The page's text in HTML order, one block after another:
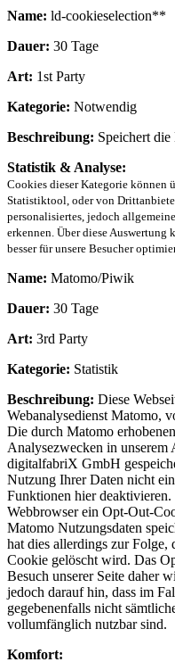
Name: ld-cookieselection**
Dauer: 30 Tage
Art: 1st Party
Kategorie: Notwendig
Beschreibung: Speichert
Statistik & Analyse:
Cookies dieser Kategorie können
Statistiktool, oder von
personalisiertes, jedoch
erkennen. Über diese Auswertung
besser für unsere Besucher
Name: Matomo/Piwik
Dauer: 30 Tage
Art: 3rd Party
Kategorie: Statistik
Beschreibung: Diese
Webanalysedienst Matomo,
Die durch Matomo
Analysezwecken in unserem
digitalfabriX GmbH
Nutzung Ihrer Daten nicht
Funktionen hier
Webbrowser ein Opt-Out-
Matomo Nutzungsdaten
hat dies allerdings zur Folge,
Cookie gelöscht wird. Das
Besuch unserer Seite daher
jedoch darauf hin, dass im
gegebenenfalls nicht
vollumfänglich nutzbar sind.
Komfort: